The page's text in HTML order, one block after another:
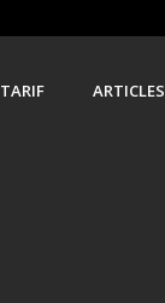
TARIF ARTICLES